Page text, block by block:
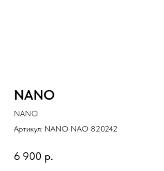
NANO
NANO
Артикул: NANO NAO 820242
6 900 р.